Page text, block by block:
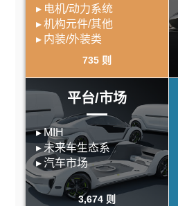
电机/动力系统
机构元件/其他
内装/外装类
735 则
平台/市场
MIH
未来车生态系
汽车市场
3,674 则